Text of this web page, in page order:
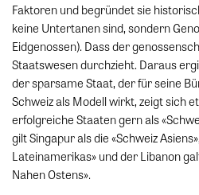
Faktoren und begründet sie
keine Untertanen sind, sondern
Eidgenossen). Dass der
Staatswesen durchzieht. Daraus
der sparsame Staat, der für seine
Schweiz als Modell wirkt, zeigt sich
erfolgreiche Staaten gern als
gilt Singapur als die «Schweiz
Lateinamerikas» und der Libanon
Nahen Ostens».